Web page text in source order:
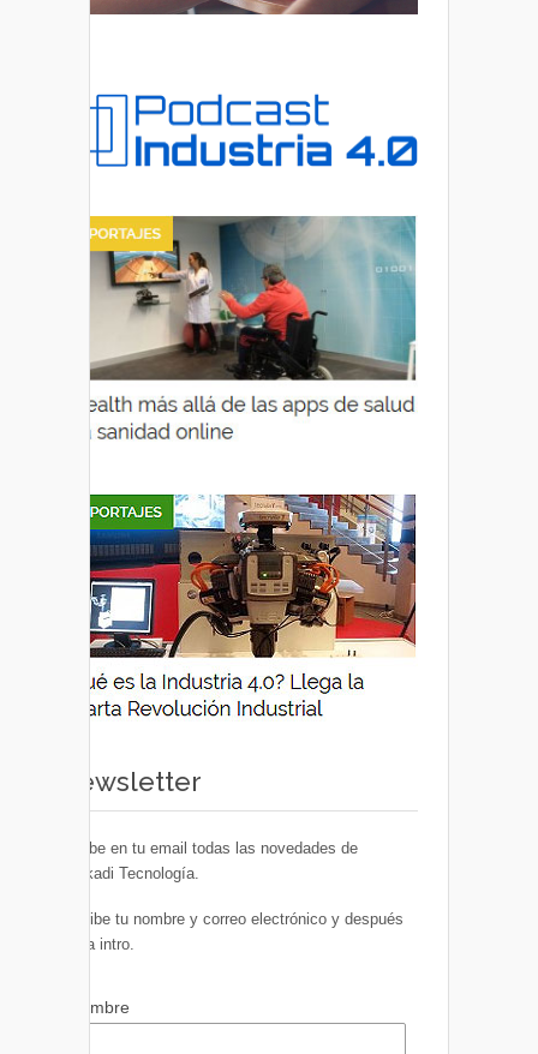
Newsletter
Recibe en tu email todas las novedades de
Euskadi Tecnología.
Escribe tu nombre y correo electrónico y después
pulsa intro.
Nombre